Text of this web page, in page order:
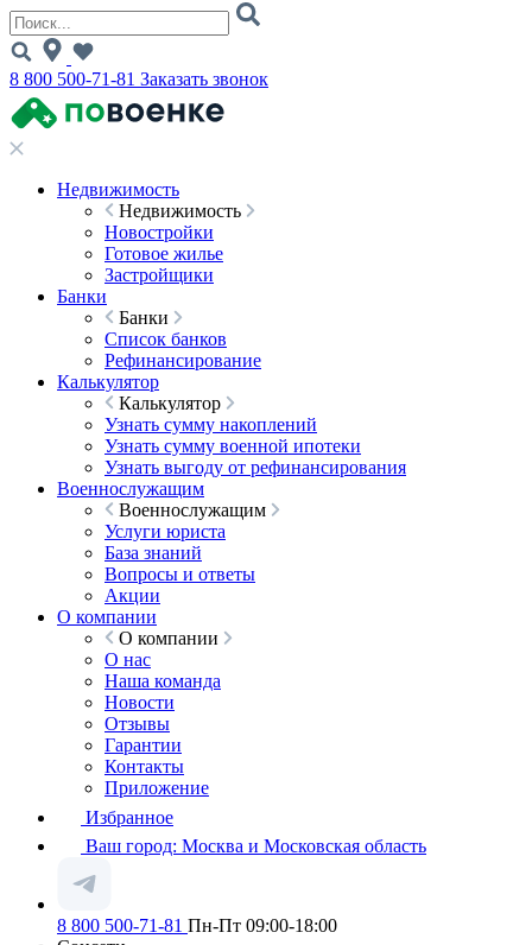
8 800 500-71-81 Заказать звонок
Недвижимость
Недвижимость
Новостройки
Готовое жилье
Застройщики
Банки
Банки
Список банков
Рефинансирование
Калькулятор
Калькулятор
Узнать сумму накоплений
Узнать сумму военной ипотеки
Узнать выгоду от рефинансирования
Военнослужащим
Военнослужащим
Услуги юриста
База знаний
Вопросы и ответы
Акции
О компании
О компании
О нас
Наша команда
Новости
Отзывы
Гарантии
Контакты
Приложение
Избранное
Ваш город: Москва и Московская область
8 800 500-71-81 Пн-Пт 09:00-18:00